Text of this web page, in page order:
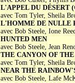
L'APPEL DU DÉSERT
avec Tom Tyler, Sheila
L'HOMME DE NULLE
avec Bob Steele, Ione
HUNTED MEN
avec Bob Steele, Jean
THE CANYON OF
avec Tom Tyler, Sheila
NEAR THE
avec Bob Steele, Lafe